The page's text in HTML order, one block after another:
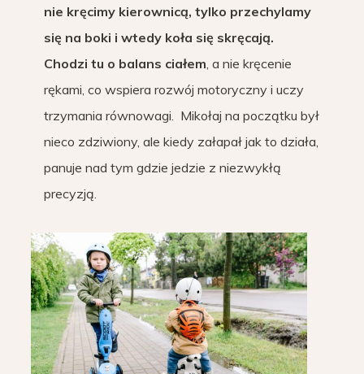
nie kręcimy kierownicą, tylko przechylamy
się na boki i wtedy koła się skręcają.
Chodzi tu o balans ciałem , a nie kręcenie
rękami, co wspiera rozwój motoryczny i uczy
trzymania równowagi. Mikołaj na początku był
nieco zdziwiony, ale kiedy załapał jak to działa,
panuje nad tym gdzie jedzie z niezwykłą
precyzją.